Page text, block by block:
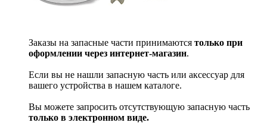
Заказы на запасные части принимаются только при
оформлении через интернет-магазин.
Если вы не нашли запасную часть или аксессуар для
вашего устройства в нашем каталоге.
Вы можете запросить отсутствующую запасную часть
только в электронном виде.